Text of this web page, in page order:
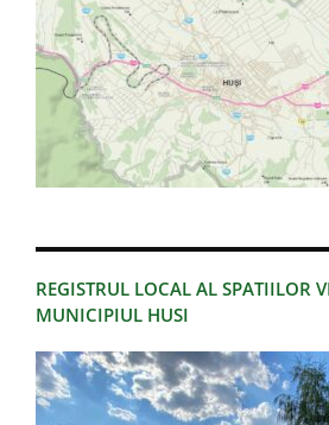
REGISTRUL LOCAL AL SPATIILOR
MUNICIPIUL HUSI